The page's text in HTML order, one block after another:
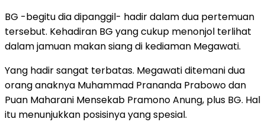
BG -begitu dia dipanggil- hadir dalam dua pertemuan
tersebut. Kehadiran BG yang cukup menonjol terlihat
dalam jamuan makan siang di kediaman Megawati.
Yang hadir sangat terbatas. Megawati ditemani dua
orang anaknya Muhammad Prananda Prabowo dan
Puan Maharani Mensekab Pramono Anung, plus BG. Hal
itu menunjukkan posisinya yang spesial.